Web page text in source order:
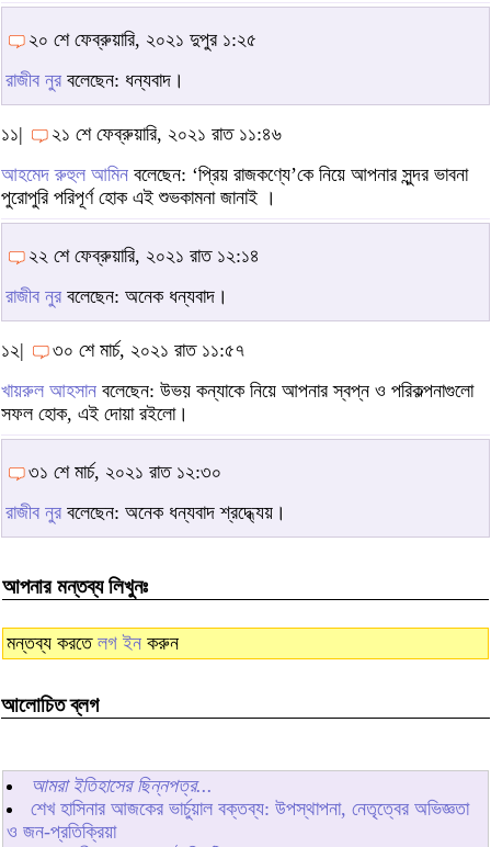
২০ শে ফেব্রুয়ারি, ২০২১ দুপুর ১:২৫
রাজীব নুর বলেছেন: ধন্যবাদ।
১১|
২১ শে ফেব্রুয়ারি, ২০২১ রাত ১১:৪৬
আহমেদ রুহুল আমিন বলেছেন: ‘প্রিয় রাজকণ্যে’কে নিয়ে আপনার সুন্দর ভাবনা
পুরোপুরি পরিপূর্ণ হোক এই শুভকামনা জানাই ।
২২ শে ফেব্রুয়ারি, ২০২১ রাত ১২:১৪
রাজীব নুর বলেছেন: অনেক ধন্যবাদ।
১২|
৩০ শে মার্চ, ২০২১ রাত ১১:৫৭
খায়রুল আহসান বলেছেন: উভয় কন্যাকে নিয়ে আপনার স্বপ্ন ও পরিকল্পনাগুলো
সফল হোক, এই দোয়া রইলো।
৩১ শে মার্চ, ২০২১ রাত ১২:৩০
রাজীব নুর বলেছেন: অনেক ধন্যবাদ শ্রদ্ধ্যেয়।
আপনার মন্তব্য লিখুনঃ
মন্তব্য করতে লগ ইন করুন
আলোচিত ব্লগ
আমরা ইতিহাসের ছিন্নপত্র...
শেখ হাসিনার আজকের ভার্চুয়াল বক্তব্য: উপস্থাপনা, নেতৃত্বের অভিজ্ঞতা
ও জন-প্রতিক্রিয়া